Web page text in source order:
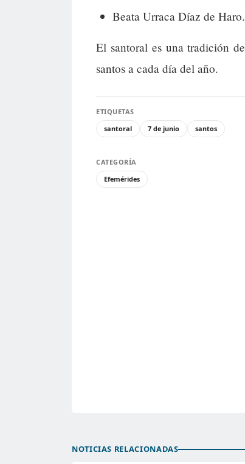
Beata Urraca Díaz de Haro.
El santoral es una tradición
santos a cada día del año.
ETIQUETAS
santoral
7 de junio santos
CATEGORÍA
Efemérides
NOTICIAS RELACIONADAS